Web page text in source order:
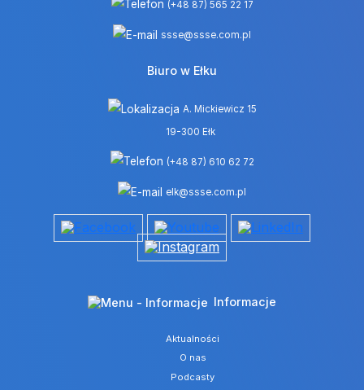
(+48 87) 565 22 17
ssse@ssse.com.pl
Biuro w Ełku
A. Mickiewicz 15
19-300 Ełk
(+48 87) 610 62 72
elk@ssse.com.pl
Informacje
Aktualności
O nas
Podcasty